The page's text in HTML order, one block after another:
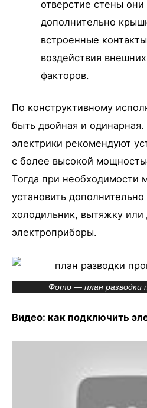
отверстие стены
дополнительно
встроенные
воздействия
факторов.
По конструктивному
быть двойная и
электрики рекомендуют
с более высокой
Тогда при необходимости
установить
холодильник, вытяжку или
электроприборы.
Фото — план разводки
Видео: как подключить